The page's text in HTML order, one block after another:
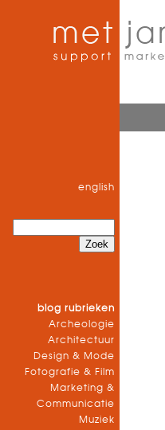
english
blog rubrieken
Archeologie
Architectuur
Design & Mode
Fotografie & Film
Marketing &
Communicatie
Muziek